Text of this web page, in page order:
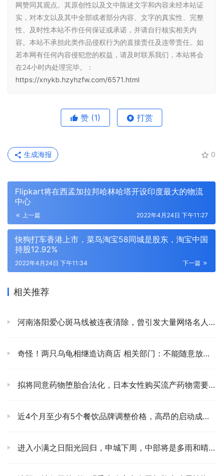
网赞同其观点。其原创性以及文中陈述文字和内容未经本站证
实，对本文以及其中全部或者部分内容、文字的真实性、完整
性、及时性本站不作任何保证或承诺，并请自行核实相关内
容。本站不承担此类作品侵权行为的直接责任及连带责任。如
若本网有任何内容侵犯您的权益，请及时联系我们，本站将会
在24小时内处理完毕。：
https://xnykb.hzyhzfw.com/6571.html
赞 (1) 打赏
0
生成海报
Flipkart将在西孟加拉邦哈林哈塔开设印度最大的物流
中心
上一篇 2022年4月24日 下午11:27
快狗打车香港上市，菜鸟淘宝58同城是股东，淘宝中国
持股12.92%
下一篇
2022年4月24日 下午11:34
相关推荐
河南洛阳爱心斑马线被连夜清除，曾引发大量网络名人市民打卡
奇怪！两只乌龟相继造访商店 相关部门：不能随意放生！
拟将同意药物堕胎合法化，日本女性购买流产药物需要得到配偶的同意
近4个月至少有5个餐饮品牌调整价格，高昂的启动成本导致价格上涨
进入小满之日阳光回归，申城下周，中部将是多雨和晴天